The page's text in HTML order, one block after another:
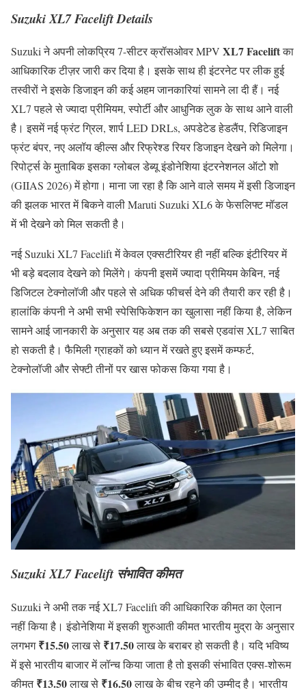
Suzuki XL7 Facelift Details
Suzuki ने अपनी लोकप्रिय 7-सीटर क्रॉसओवर MPV XL7 Faceliftका
आधिकारिक टीज़र जारी कर दिया है। इसके साथ ही इंटरनेट पर लीक हुई
तस्वीरों ने इसके डिजाइन की कई अहम जानकारियां सामने ला दी हैं। नई
XL7 पहले से ज्यादा प्रीमियम, स्पोर्टी और आधुनिक लुक के साथ आने वाली
है। इसमें नई फ्रंट ग्रिल, शार्प LED DRLs, अपडेटेड हेडलैंप, रिडिजाइन
फ्रंट बंपर, नए अलॉय व्हील्स और रिफ्रेश्ड रियर डिजाइन देखने को मिलेगा।
रिपोर्ट्स के मुताबिक इसका ग्लोबल डेब्यू इंडोनेशिया इंटरनेशनल ऑटो शो
(GIIAS 2026) में होगा। माना जा रहा है कि आने वाले समय में इसी डिजाइन
की झलक भारत में बिकने वाली Maruti Suzuki XL6 के फेसलिफ्ट मॉडल
में भी देखने को मिल सकती है।
नई Suzuki XL7 Facelift में केवल एक्सटीरियर ही नहीं बल्कि इंटीरियर में
भी बड़े बदलाव देखने को मिलेंगे। कंपनी इसमें ज्यादा प्रीमियम केबिन, नई
डिजिटल टेक्नोलॉजी और पहले से अधिक फीचर्स देने की तैयारी कर रही है।
हालांकि कंपनी ने अभी सभी स्पेसिफिकेशन का खुलासा नहीं किया है, लेकिन
सामने आई जानकारी के अनुसार यह अब तक की सबसे एडवांस XL7 साबित
हो सकती है। फैमिली ग्राहकों को ध्यान में रखते हुए इसमें कम्फर्ट,
टेक्नोलॉजी और सेफ्टी तीनों पर खास फोकस किया गया है।
Suzuki XL7 Facelift संभावित कीमत
Suzuki ने अभी तक नई XL7 Facelift की आधिकारिक कीमत का ऐलान
नहीं किया है। इंडोनेशिया में इसकी शुरुआती कीमत भारतीय मुद्रा के अनुसार
लगभग₹15.50लाख से ₹17.50लाख के बराबर हो सकती है। यदि भविष्य
में इसे भारतीय बाजार में लॉन्च किया जाता है तो इसकी संभावित एक्स-शोरूम
कीमत₹13.50लाख से ₹16.50लाख के बीच रहने की उम्मीद है। भारतीय